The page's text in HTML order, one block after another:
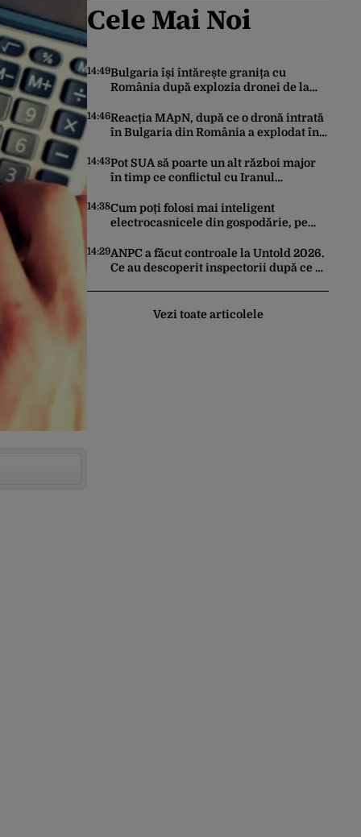
Cele Mai Noi
14:49Bulgaria își întărește granița cu
România după explozia dronei de la
frontiera cu Turcia
14:46Reacția MApN, după ce o dronă intrată
în Bulgaria din România a explodat în
14:43Pot SUA să poarte un alt război major
în timp ce conflictul cu Iranul
THAAD și Tomahawk?
14:38Cum poți folosi mai inteligent
electrocasnicele din gospodărie, pe
prelungi durata de viață
14:29ANPC a făcut controale la Untold 2026.
Ce au descoperit inspectorii după ce au
Vezi toate articolele